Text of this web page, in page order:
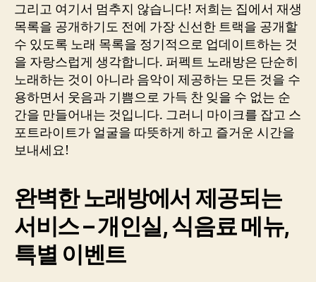
그리고 여기서 멈추지 않습니다! 저희는 집에서 재생
목록을 공개하기도 전에 가장 신선한 트랙을 공개할
수 있도록 노래 목록을 정기적으로 업데이트하는 것
을 자랑스럽게 생각합니다. 퍼펙트 노래방은 단순히
노래하는 것이 아니라 음악이 제공하는 모든 것을 수
용하면서 웃음과 기쁨으로 가득 찬 잊을 수 없는 순
간을 만들어내는 것입니다. 그러니 마이크를 잡고 스
포트라이트가 얼굴을 따뜻하게 하고 즐거운 시간을
보내세요!
완벽한 노래방에서 제공되는
서비스 – 개인실, 식음료 메뉴,
특별 이벤트